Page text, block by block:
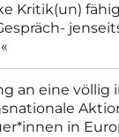
Kritik(un)
an eine völlig
in